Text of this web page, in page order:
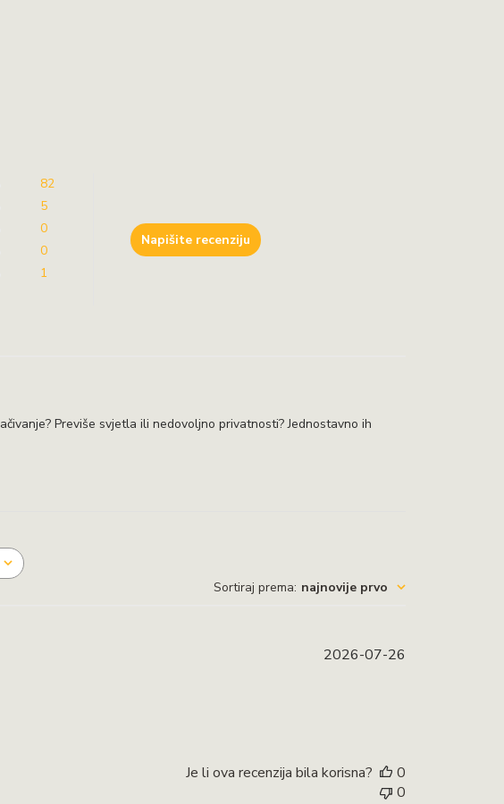
82
5
0
0
1
Napišite recenziju
Previše svjetla ili nedovoljno privatnosti? Jednostavno ih
Sortiraj prema: najnovije prvo
2026-07-26
Je li ova recenzija bila korisna?
0
0